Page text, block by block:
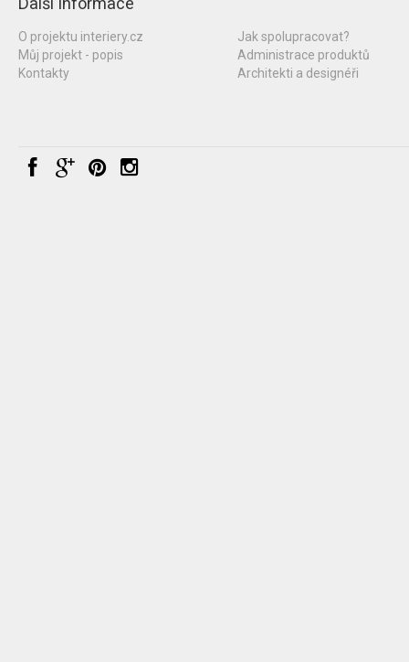
O projektu interiery.cz
Můj projekt - popis
Kontakty
Jak spolupracovat?
Administrace produktů
Architekti a designéři